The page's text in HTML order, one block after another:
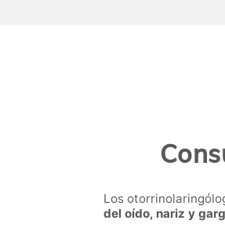
Los
del oído, nariz y